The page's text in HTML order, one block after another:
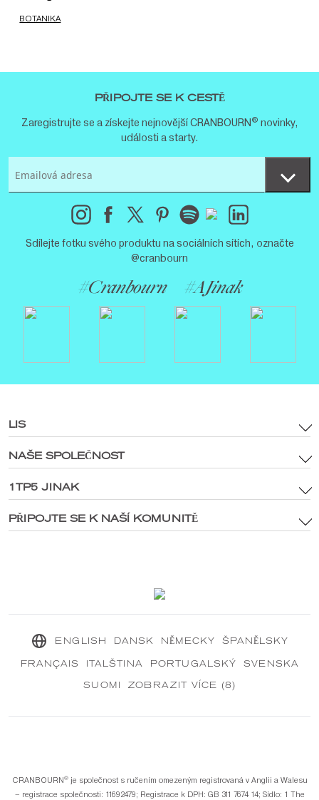
BOTANIKA
Sdílejte fotku svého produktu na sociálních sítích, označte
@cranbourn
#Cranbourn #AJinak
PŘIPOJTE SE K CESTĚ
Zaregistrujte se a získejte nejnovější CRANBOURN ® novinky,
události a starty.
LIS
Všeobecné obchodní podmínky
Zásady týkající se aktiv značky a digitálních médií
Zásady používání souborů cookie
NAŠE SPOLEČNOST
Hlavní stránka
Prozkoumejte CRANBOURN®
1TP5 JINAK
Uvnitř CRANBOURN ®
PŘIPOJTE SE K NAŠÍ KOMUNITĚ
ENGLISH DANSK NĚMECKY ŠPANĚLSKY
FRANÇAIS ITALŠTINA PORTUGALSKÝ SVENSKA
SUOMI ZOBRAZIT VÍCE (8)
CRANBOURN®️je společnost s ručením omezeným registrovaná v Anglii a Walesu
– registrace společnosti: 11692479; Registrace k DPH: GB 311 7674 14; Sídlo: 1 The